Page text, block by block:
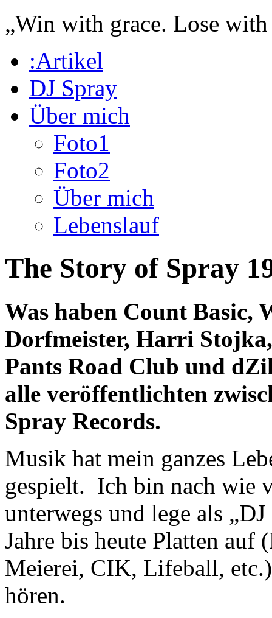
„Win with grace. Lose
:Artikel
DJ Spray
Über mich
Foto1
Foto2
Über mich
Lebenslauf
The Story of Spray
Was haben Count Basic,
Dorfmeister, Harri
Pants Road Club und
alle veröffentlichten
Spray Records.
Musik hat mein ganzes
gespielt. Ich bin nach wie
unterwegs und lege als
Jahre bis heute Platten auf
Meierei, CIK, Lifeball,
hören.